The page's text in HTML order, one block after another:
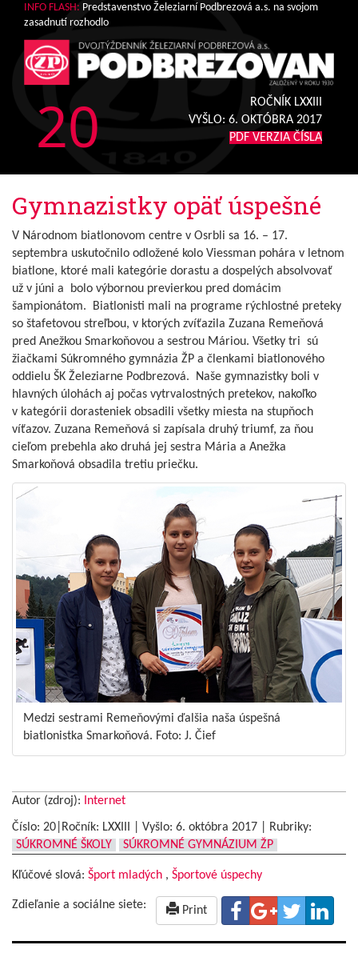
INFO FLASH: Predstavenstvo Železiarní Podbrezová a.s. na svojom
zasadnutí rozhodlo
20
ROČNÍK LXXIII
VYŠLO: 6. OKTÓBRA 2017
PDF VERZIA ČÍSLA
Gymnazistky opäť úspešné
V Národnom biatlonovom centre v Osrbli sa 16. – 17.
septembra uskutočnilo odložené kolo Viessman pohára v letnom
biatlone, ktoré mali kategórie dorastu a dospelých absolvovať
už v júni a bolo výbornou previerkou pred domácim
šampionátom. Biatlonisti mali na programe rýchlostné preteky
so štafetovou streľbou, v ktorých zvíťazila Zuzana Remeňová
pred Anežkou Smarkoňovou a sestrou Máriou. Všetky tri sú
žiačkami Súkromného gymnázia ŽP a členkami biatlonového
oddielu ŠK Železiarne Podbrezová. Naše gymnazistky boli v
hlavných úlohách aj počas vytrvalostných pretekov, nakoľko
v kategórii dorasteniek obsadili všetky miesta na stupňoch
víťazov. Zuzana Remeňová si zapísala druhý triumf, za ňou
cieľom prebehla ako druhá jej sestra Mária a Anežka
Smarkoňová obsadila tretiu priečku.
Medzi sestrami Remeňovými ďalšia naša úspešná
biatlonistka Smarkoňová. Foto: J. Čief
Autor (zdroj): Internet
Číslo: 20|Ročník: LXXIII | Vyšlo: 6. októbra 2017
Rubriky:
SÚKROMNÉ ŠKOLY
SÚKROMNÉ GYMNÁZIUM ŽP
Kľúčové slová: Šport mladých , Športové úspechy
Zdieľanie a sociálne siete: Print